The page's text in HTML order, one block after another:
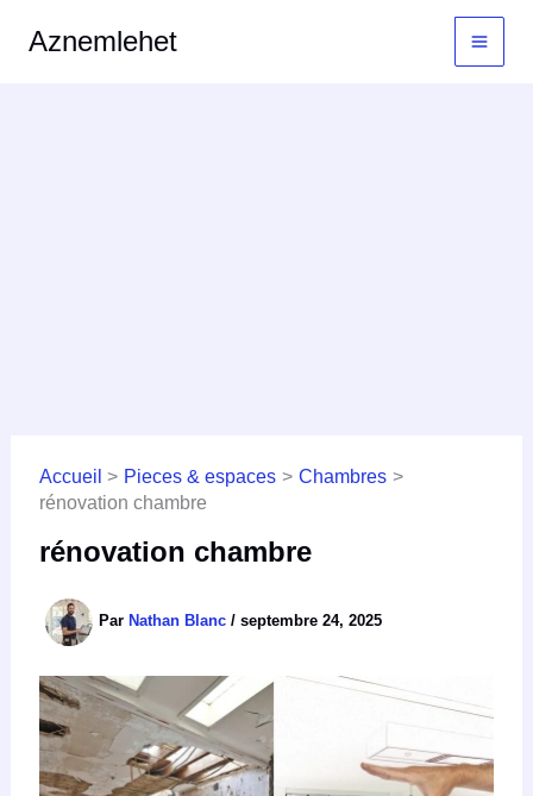
Aznemlehet
Accueil Pieces & espaces
Chambres
rénovation chambre
rénovation chambre
Par Nathan Blanc / septembre 24, 2025